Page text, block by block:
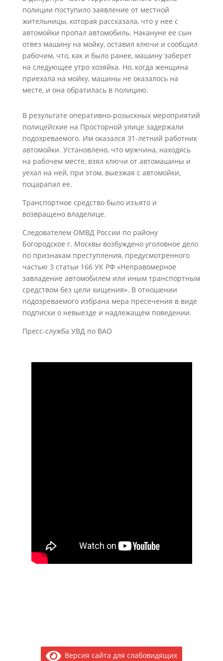
полиции поступило заявление от местной
жительницы, которая рассказала, что у нее с
автомойки пропал автомобиль. Накануне ее сын
отвез машину на мойку, оставил ключи и сообщил
рабочим, что, как и было ранее, машину заберет
на следующее утро хозяйка. Но, когда женщина
приехала на мойку, машины не оказалось на
месте, и она обратилась в полицию.
В результате оперативно-розыскных мероприятий
полицейские на Просторной улице задержали
подозреваемого. Им оказался 31-летний работник
автомойки. Установлено, что мужчина, находясь
на рабочем месте, взял ключи от автомашины и
уехал на ней, при этом, выезжая с автомойки,
поцарапал ее.
Транспортное средство было изъято и
возвращено владелице.
Следователем ОМВД России по району
Богородское г. Москвы возбуждено уголовное дело
по признакам преступления, предусмотренного
частью 3 статьи 166 УК РФ «Неправомерное
завладение автомобилем или иным транспортным
средством без цели хищения». В отношении
подозреваемого избрана мера пресечения в виде
подписки о невыезде и надлежащем поведении.
Пресс-служба УВД по ВАО
Версия сайта для слабовидящих